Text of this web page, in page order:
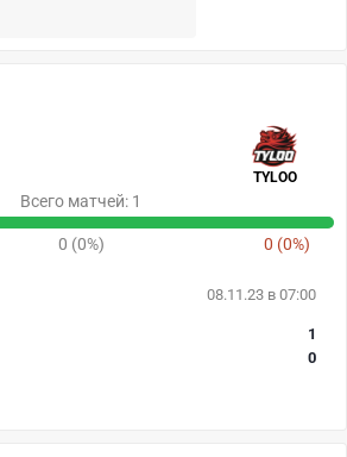
TYLOO
Всего матчей: 1
0 (0%) 0 (0%)
08.11.23 в 07:00
1
0